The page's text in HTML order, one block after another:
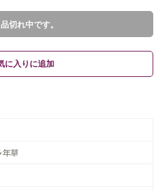
切れ中です。
に入りに追加
草